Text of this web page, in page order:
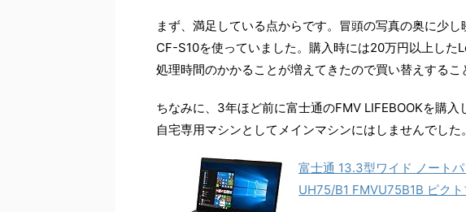
まず、満足している点からです。冒頭の写真の奥に少
CF-S10を使っていました。購入時には20万円以上した
処理時間のかかることが増えてきたので買い替えするこ
ちなみに、3年ほど前に富士通のFMV LIFEBOOKを購入
自宅専用マシンとしてメインマシンにはしませんでした。
富士通 13.3型ワイド ノート
UH75/B1 FMVU75B1B ピク